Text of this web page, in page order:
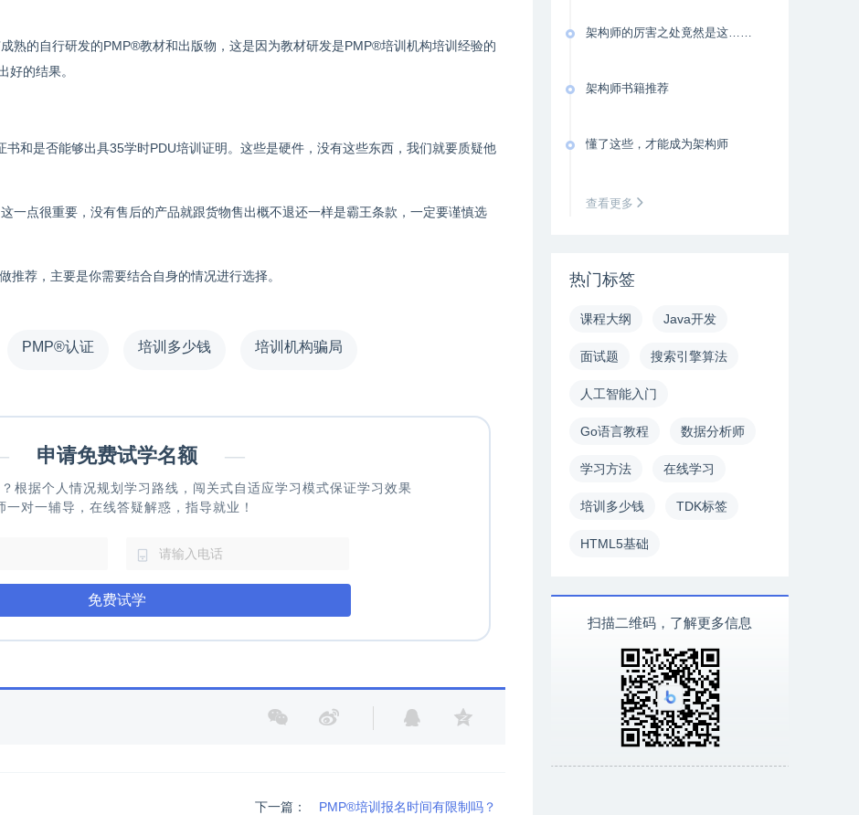
熟的自行研发的PMP®教材和出版物，这是因为教材研发是PMP®培训机构培训经验的
好的结果。
和是否能够出具35学时PDU培训证明。这些是硬件，没有这些东西，我们就要质疑他
一点很重要，没有售后的产品就跟货物售出概不退还一样是霸王条款，一定要谨慎选
荐，主要是你需要结合自身的情况进行选择。
PMP®认证 培训多少钱 培训机构骗局
申请免费试学名额 —
根据个人情况规划学习路线，闯关式自适应学习模式保证学习效果
一对一辅导，在线答疑解惑，指导就业！
免费试学
下一篇： PMP®培训报名时间有限制吗？
架构师的厉害之处竟然是这……
架构师书籍推荐
懂了这些，才能成为架构师
查看更多
热门标签
课程大纲 Java开发
面试题 搜索引擎算法
人工智能入门
Go语言教程 数据分析师
学习方法 在线学习
培训多少钱 TDK标签
HTML5基础
扫描二维码，了解更多信息